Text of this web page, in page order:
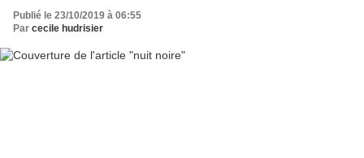
Publié le 23/10/2019 à 06:55
Par cecile hudrisier